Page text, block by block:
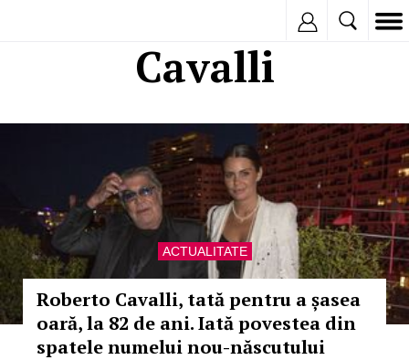
Cavalli
ACTUALITATE
Roberto Cavalli, tată pentru a șasea
oară, la 82 de ani. Iată povestea din
spatele numelui nou-născutului